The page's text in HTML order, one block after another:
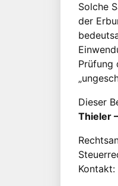
Solche
der
Prüfung
Dieser
Thieler
Kontakt: